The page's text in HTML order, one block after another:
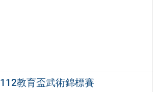
112教育盃武術錦標賽